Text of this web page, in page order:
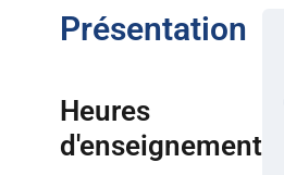
Présentation
Heures
d'enseignement